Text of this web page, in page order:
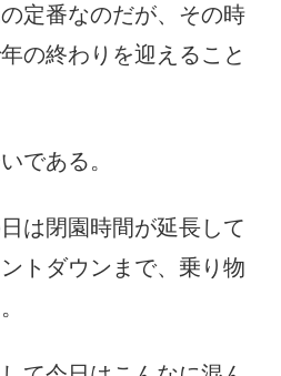
定番なのだが、その時
の終わりを迎えること
である。
は閉園時間が延長して
トダウンまで、乗り物